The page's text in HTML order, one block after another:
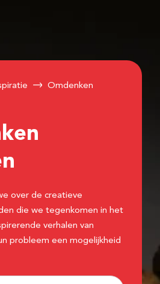
Omdenken
over de creatieve
die we tegenkomen in het
verhalen van
probleem een mogelijkheid